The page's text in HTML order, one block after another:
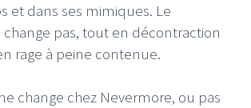
et dans ses mimiques. Le
pas, tout en décontraction
rage à peine contenue.
change chez Nevermore, ou pas